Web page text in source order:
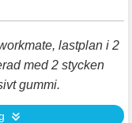
lastplan i 2
med 2 stycken
gummi.